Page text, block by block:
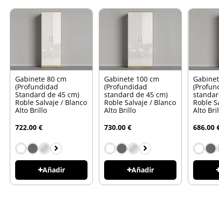
Gabinete 80 cm
(Profundidad
Standard de 45 cm)
Roble Salvaje / Blanco
Alto Brillo
722.00 €
Añadir
Gabinete 100 cm
(Profundidad
standard de 45 cm)
Roble Salvaje / Blanco
Alto Brillo
730.00 €
Añadir
Roble
Alto
686.00